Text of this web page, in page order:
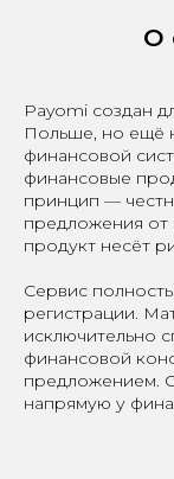
О
Payomi создан
Польше, но ещё
финансовой
финансовые
принцип —
предложения от
продукт несёт
Сервис
регистрации.
исключительно
финансовой
предложением.
напрямую у